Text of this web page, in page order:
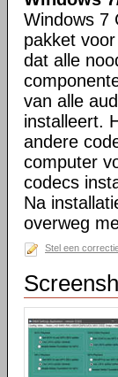
Windows 7
pakket
dat alle
van alle
installeert.
andere
computer
codecs
Na
overweg
Stel een